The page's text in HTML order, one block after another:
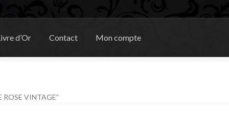
d’Or Contact Mon compte
ROSE VINTAGE”